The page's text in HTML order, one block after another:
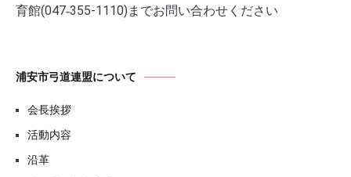
育館(047‐355-1110)までお問い合わせください
浦安市弓道連盟について
会長挨拶
活動内容
沿革